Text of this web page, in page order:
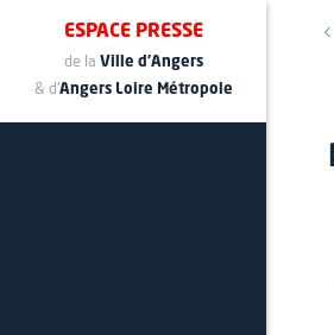
ESPACE PRESSE
de la Ville d'Angers
& d'Angers Loire Métropole